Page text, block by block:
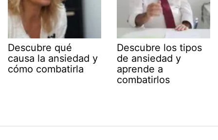
Descubre qué
causa la ansiedad y
cómo combatirla
Descubre los tipos
de ansiedad y
aprende a
combatirlos